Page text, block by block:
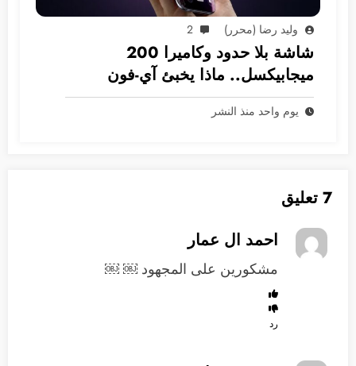
وليد رضا (محرر) 2
شاشة بلا حدود وكاميرا 200
ميجابيكسل.. ماذا يخبئ آي-فون
2028؟
يوم واحد منذ النشر
7 تعليق
احمد ال عمار
مشكورين على المجهود ￼ ￼
رد